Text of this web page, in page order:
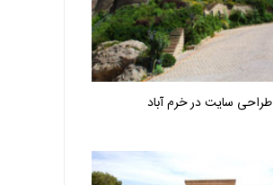
طراحی سایت در خرم آباد